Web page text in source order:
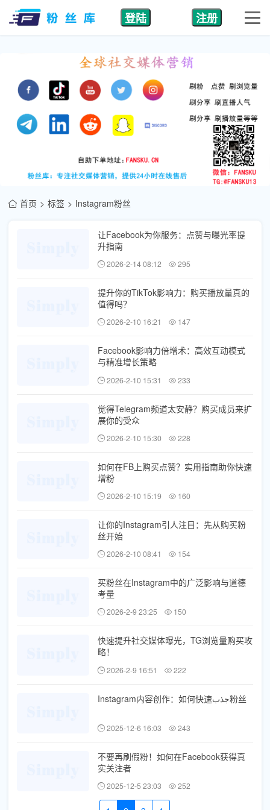
登陆 注册
首页 标签 Instagram粉丝
让Facebook为你服务：点赞与曝光率提
升指南
2026-2-14 08:12 295
提升你的TikTok影响力：购买播放量真的
值得吗？
2026-2-10 16:21 147
Facebook影响力倍增术：高效互动模式
与精准增长策略
2026-2-10 15:31 233
觉得Telegram频道太安静？购买成员来扩
展你的受众
2026-2-10 15:30 228
如何在FB上购买点赞？实用指南助你快速
增粉
2026-2-10 15:19 160
让你的Instagram引人注目：先从购买粉
丝开始
2026-2-10 08:41 154
买粉丝在Instagram中的广泛影响与道德
考量
2026-2-9 23:25 150
快速提升社交媒体曝光，TG浏览量购买攻
略！
2026-2-9 16:51 222
Instagram内容创作：如何快速جذب粉丝
2025-12-6 16:03 243
不要再刷假粉！如何在Facebook获得真
实关注者
2025-12-5 23:03 252